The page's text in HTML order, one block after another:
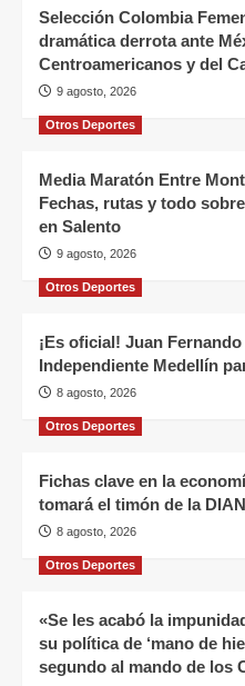
Selección Colombia
dramática derrota ante
Centroamericanos y del
9 agosto, 2026
Otros Deportes
Media Maratón Entre
Fechas, rutas y todo
en Salento
9 agosto, 2026
Otros Deportes
¡Es oficial! Juan
Independiente Medellín
8 agosto, 2026
Otros Deportes
Fichas clave en la
tomará el timón de la
8 agosto, 2026
Otros Deportes
«Se les acabó la
su política de ‘mano de
segundo al mando de los